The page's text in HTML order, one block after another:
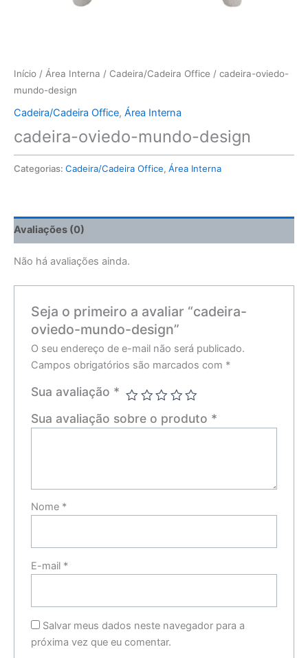
Início / Área Interna / Cadeira/Cadeira Office / cadeira-oviedo-
mundo-design
Cadeira/Cadeira Office, Área Interna
cadeira-oviedo-mundo-design
Categorias: Cadeira/Cadeira Office, Área Interna
Avaliações (0)
Não há avaliações ainda.
Seja o primeiro a avaliar “cadeira-
oviedo-mundo-design”
O seu endereço de e-mail não será publicado.
Campos obrigatórios são marcados com *
Sua avaliação *
Sua avaliação sobre o produto *
Nome *
E-mail *
Salvar meus dados neste navegador para a
próxima vez que eu comentar.